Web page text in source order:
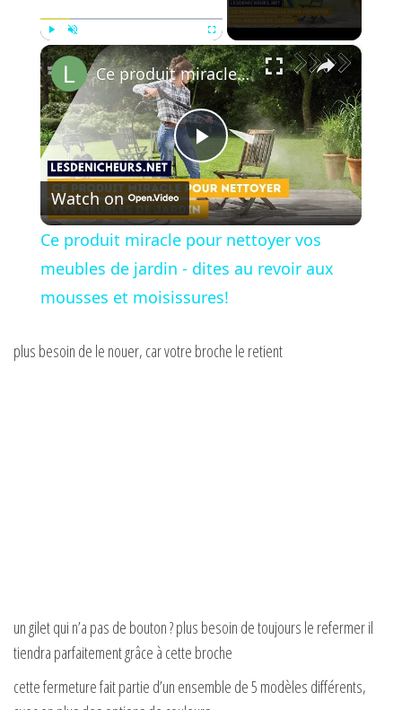
Play Unmute Fullscreen ×
P
l
a
Ce produit miracle pour nettoyer vos meubles de jardin - dites au revoir aux mousses et moisissures!
Watch on
Ce produit miracle pour nettoyer vos
meubles de jardin - dites au revoir aux
mousses et moisissures!
plus besoin de le nouer, car votre broche le retient
un gilet qui n’a pas de bouton ? plus besoin de toujours le refermer il
tiendra parfaitement grâce à cette broche
cette fermeture fait partie d’un ensemble de 5 modèles différents,